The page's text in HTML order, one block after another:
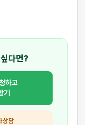
다면?
하고
기
상담